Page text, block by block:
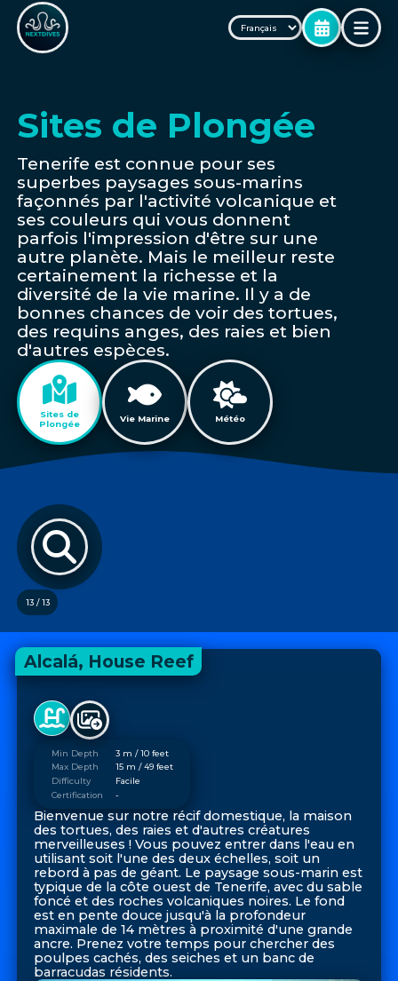
Sites de Plongée
Tenerife est connue pour ses
superbes paysages sous-marins
façonnés par l'activité volcanique et
ses couleurs qui vous donnent
parfois l'impression d'être sur une
autre planète. Mais le meilleur reste
certainement la richesse et la
diversité de la vie marine. Il y a de
bonnes chances de voir des tortues,
des requins anges, des raies et bien
d'autres espèces.
Sites de
Plongée
Vie Marine Météo
13 / 13
Alcalá, House Reef
Min Depth
3 m / 10 feet
Max Depth
15 m / 49 feet
Difficulty
Facile
Certification
-
Bienvenue sur notre récif domestique, la maison
des tortues, des raies et d'autres créatures
merveilleuses ! Vous pouvez entrer dans l'eau en
utilisant soit l'une des deux échelles, soit un
rebord à pas de géant. Le paysage sous-marin est
typique de la côte ouest de Tenerife, avec du sable
foncé et des roches volcaniques noires. Le fond
est en pente douce jusqu'à la profondeur
maximale de 14 mètres à proximité d'une grande
ancre. Prenez votre temps pour chercher des
poulpes cachés, des seiches et un banc de
barracudas résidents.